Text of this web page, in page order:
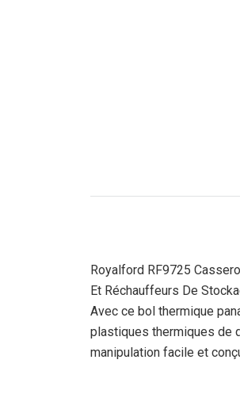
Royalford RF9725
Et Réchauffeurs De
Avec ce bol thermique
plastiques thermiques de
manipulation facile et